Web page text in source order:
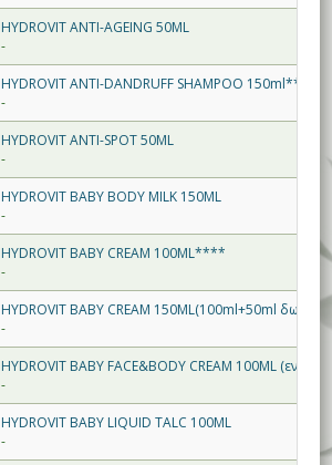
HYDROVIT ANTI-AGEING 50ML
-
HYDROVIT ANTI-DANDRUFF SHAMPOO 150ml****
-
HYDROVIT ANTI-SPOT 50ML
-
HYDROVIT BABY BODY MILK 150ML
-
HYDROVIT BABY CREAM 100ML****
-
HYDROVIT BABY CREAM 150ML(100ml+50ml δωρο)
-
HYDROVIT BABY FACE&BODY CREAM 100ML
-
HYDROVIT BABY LIQUID TALC 100ML
-